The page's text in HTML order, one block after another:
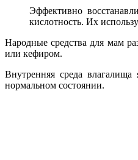
Эффективно
кислотность. Их
Народные средства для мам
или кефиром.
Внутренняя среда
нормальном состоянии.